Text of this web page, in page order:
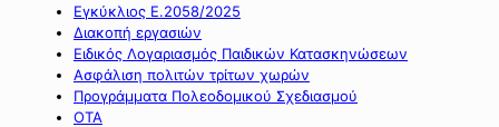
Εγκύκλιος Ε.2058/2025
Διακοπή εργασιών
Ειδικός Λογαριασμός Παιδικών Κατασκηνώσεων
Ασφάλιση πολιτών τρίτων χωρών
Προγράμματα Πολεοδομικού Σχεδιασμού
ΟΤΑ